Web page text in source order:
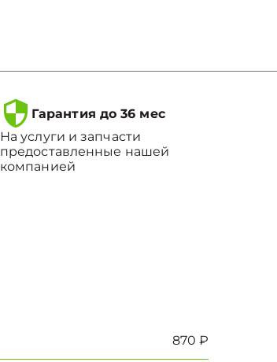
Гарантия до 36 мес
На услуги и запчасти
предоставленные нашей
компанией
870 ₽